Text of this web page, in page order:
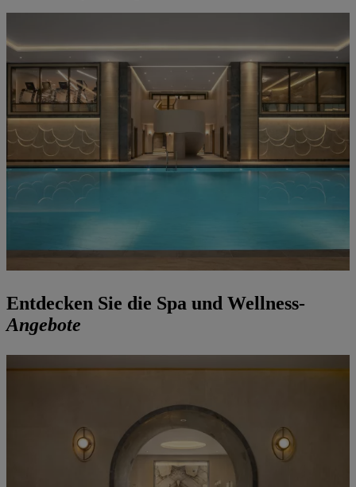
Entdecken Sie die Spa und Wellness-
Angebote